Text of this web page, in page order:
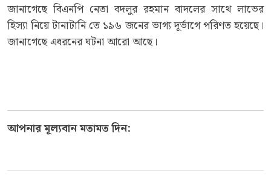
জানাগেছে বিএনপি নেতা বদলুর রহমান বাদলের সাথে লাভের
হিস্যা নিয়ে টানাটানি তে ১৯৬ জনের ভাগ্য দূর্ভাগে পরিণত হয়েছে।
জানাগেছে এধরনের ঘটনা আরো আছে।
আপনার মূল্যবান মতামত দিন: